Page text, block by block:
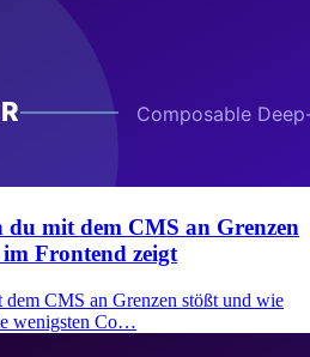
mit dem CMS an Grenzen
Frontend zeigt
CMS an Grenzen stößt und wie
wenigsten Co…